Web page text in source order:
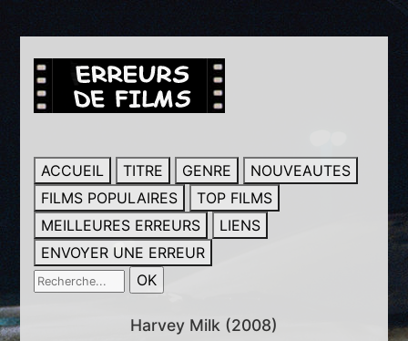
ACCUEIL TITRE GENRE
NOUVEAUTES
FILMS POPULAIRES
TOP FILMS
MEILLEURES ERREURS
LIENS
ENVOYER UNE ERREUR
Harvey Milk (2008)